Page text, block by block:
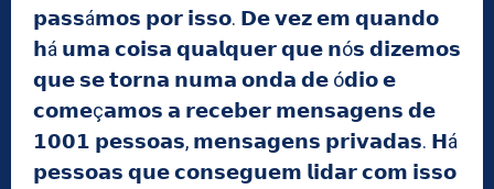
𝗽𝗮𝘀𝘀á𝗺𝗼𝘀 𝗽𝗼𝗿 𝗶𝘀𝘀𝗼. 𝗗𝗲 𝘃𝗲𝘇 𝗲𝗺 𝗾𝘂𝗮𝗻𝗱𝗼
𝗵á 𝘂𝗺𝗮 𝗰𝗼𝗶𝘀𝗮 𝗾𝘂𝗮𝗹𝗾𝘂𝗲𝗿 𝗾𝘂𝗲 𝗻ó𝘀 𝗱𝗶𝘇𝗲𝗺𝗼𝘀
𝗾𝘂𝗲 𝘀𝗲 𝘁𝗼𝗿𝗻𝗮 𝗻𝘂𝗺𝗮 𝗼𝗻𝗱𝗮 𝗱𝗲 ó𝗱𝗶𝗼 𝗲
𝗰𝗼𝗺𝗲ç𝗮𝗺𝗼𝘀 𝗮 𝗿𝗲𝗰𝗲𝗯𝗲𝗿 𝗺𝗲𝗻𝘀𝗮𝗴𝗲𝗻𝘀 𝗱𝗲
𝟭𝟬𝟬𝟭 𝗽𝗲𝘀𝘀𝗼𝗮𝘀, 𝗺𝗲𝗻𝘀𝗮𝗴𝗲𝗻𝘀 𝗽𝗿𝗶𝘃𝗮𝗱𝗮𝘀. 𝗛á
𝗽𝗲𝘀𝘀𝗼𝗮𝘀 𝗾𝘂𝗲 𝗰𝗼𝗻𝘀𝗲𝗴𝘂𝗲𝗺 𝗹𝗶𝗱𝗮𝗿 𝗰𝗼𝗺 𝗶𝘀𝘀𝗼